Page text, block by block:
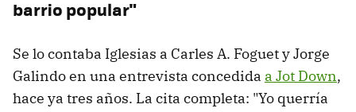
barrio popular"
Se lo contaba Iglesias a Carles A. Foguet y Jorge
Galindo en una entrevista concedida a Jot Down,
hace ya tres años. La cita completa: "Yo querría